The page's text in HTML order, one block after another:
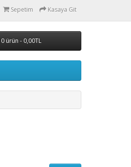
Sepetim Kasaya Git
0 ürün - 0,00TL